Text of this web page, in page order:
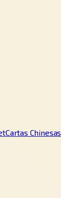
Cartas Chinesas